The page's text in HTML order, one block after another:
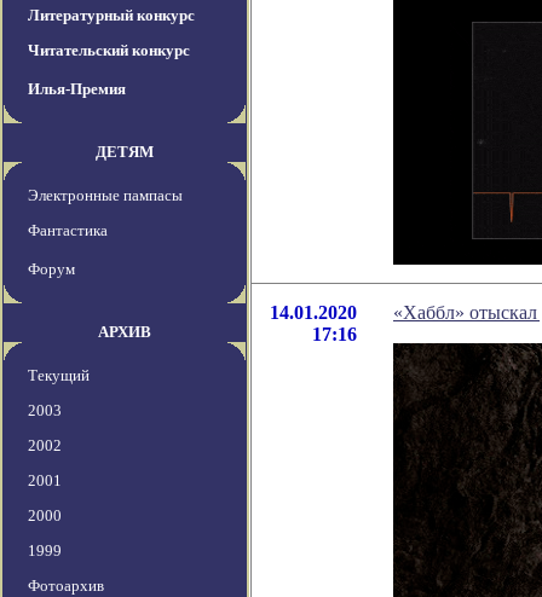
Литературный конкурс
Читательский конкурс
Илья-Премия
ДЕТЯМ
Электронные пампасы
Фантастика
Форум
АРХИВ
Текущий
2003
2002
2001
2000
1999
Фотоархив
14.01.2020
17:16
«Хаббл»